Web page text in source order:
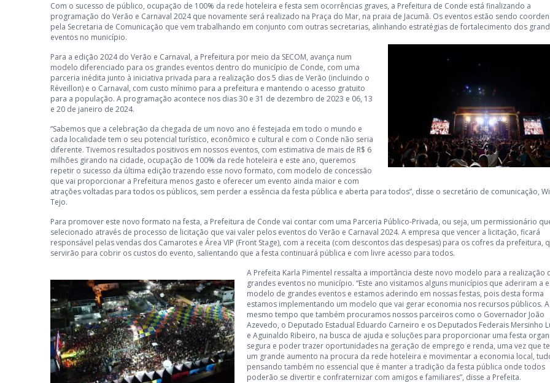
Com o sucesso de público, ocupação de 100% da rede hoteleira e festa sem ocorrências graves, a Prefeitura de Conde está finalizando a
programação do Verão e Carnaval 2024 que novamente será realizado na Praça do Mar, na praia de Jacumã. Os eventos estão sendo
pela Secretaria de Comunicação que vem trabalhando em conjunto com outras secretarias, alinhando estratégias de fortalecimento dos
eventos no município.
Para a edição 2024 do Verão e Carnaval, a Prefeitura por meio da SECOM, avança num
modelo diferenciado para os grandes eventos dentro do município de Conde, com uma
parceria inédita junto à iniciativa privada para a realização dos 5 dias de Verão (incluindo o
Réveillon) e o Carnaval, com custo mínimo para a prefeitura e mantendo o acesso gratuito
para a população. A programação acontece nos dias 30 e 31 de dezembro de 2023 e 06, 13
e 20 de janeiro de 2024.
“Sabemos que a celebração da chegada de um novo ano é festejada em todo o mundo e
cada localidade tem o seu potencial turístico, econômico e cultural e com o Conde não seria
diferente. Tivemos resultados positivos em nossos eventos, com estimativa de mais de R$ 6
milhões girando na cidade, ocupação de 100% da rede hoteleira e este ano, queremos
repetir o sucesso da última edição trazendo esse novo formato, com modelo de concessão
que vai proporcionar a Prefeitura menos gasto e oferecer um evento ainda maior e com
atrações voltadas para todos os públicos, sem perder a essência da festa pública e aberta para todos”, disse o secretário de comunicação,
Tejo.
Para promover este novo formato na festa, a Prefeitura de Conde vai contar com uma Parceria Público-Privada, ou seja, um permissionário
selecionado através de processo de licitação que vai valer pelos eventos do Verão e Carnaval 2024. A empresa que vencer a licitação, ficará
responsável pelas vendas dos Camarotes e Área VIP (Front Stage), com a receita (com descontos das despesas) para os cofres da prefeitura,
servirão para cobrir os custos do evento, salientando que a festa continuará pública e com livre acesso para todos.
A Prefeita Karla Pimentel ressalta a importância deste novo modelo para a realização
grandes eventos no município. “Este ano visitamos alguns municípios que aderiram a
modelo de grandes eventos e estamos aderindo em nossas festas, pois desta forma
estamos implementando um modelo que vai gerar economia nos recursos públicos.
mesmo tempo que também procuramos nossos parceiros como o Governador João
Azevedo, o Deputado Estadual Eduardo Carneiro e os Deputados Federais Mersinho
e Aguinaldo Ribeiro, na busca de ajuda e soluções para proporcionar uma festa
segura e poder trazer oportunidades na geração de emprego e renda, uma vez que
um grande aumento na procura da rede hoteleira e movimentar a economia local,
pensando também no essencial que é manter a tradição da festa pública onde todos
poderão se divertir e confraternizar com amigos e familiares”, disse a Prefeita.